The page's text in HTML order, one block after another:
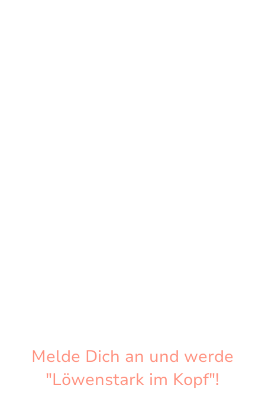
Melde Dich an und werde
"Löwenstark im Kopf"!